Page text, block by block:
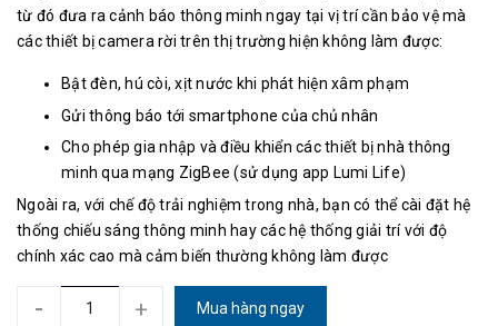
từ đó đưa ra cảnh báo thông minh ngay tại vị trí cần bảo vệ mà
các thiết bị camera rời trên thị trường hiện không làm được:
Bật đèn, hú còi, xịt nước khi phát hiện xâm phạm
Gửi thông báo tới smartphone của chủ nhân
Cho phép gia nhập và điều khiển các thiết bị nhà thông
minh qua mạng ZigBee (sử dụng app Lumi Life)
Ngoài ra, với chế độ trải nghiệm trong nhà, bạn có thể cài đặt hệ
thống chiếu sáng thông minh hay các hệ thống giải trí với độ
chính xác cao mà cảm biến thường không làm được
- + Mua hàng ngay